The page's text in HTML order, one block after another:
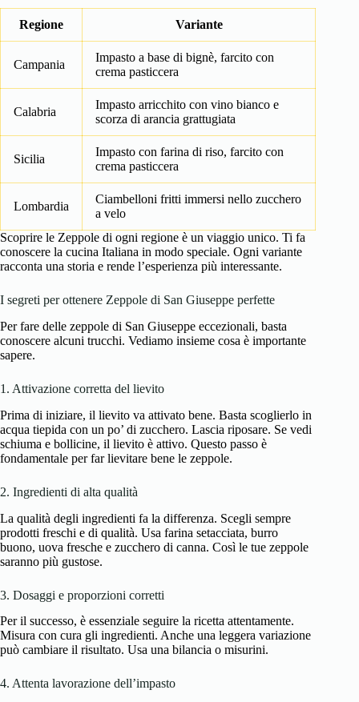
Regione Variante
Campania
Impasto a base di bignè, farcito con
crema pasticcera
Calabria
Impasto arricchito con vino bianco e
scorza di arancia grattugiata
Sicilia
Impasto con farina di riso, farcito con
crema pasticcera
Lombardia
Ciambelloni fritti immersi nello zucchero
a velo
Scoprire le Zeppole di ogni regione è un viaggio unico. Ti fa
conoscere la cucina Italiana in modo speciale. Ogni variante
racconta una storia e rende l’esperienza più interessante.
I segreti per ottenere Zeppole di San Giuseppe perfette
Per fare delle zeppole di San Giuseppe eccezionali, basta
conoscere alcuni trucchi. Vediamo insieme cosa è importante
sapere.
1. Attivazione corretta del lievito
Prima di iniziare, il lievito va attivato bene. Basta scoglierlo in
acqua tiepida con un po’ di zucchero. Lascia riposare. Se vedi
schiuma e bollicine, il lievito è attivo. Questo passo è
fondamentale per far lievitare bene le zeppole.
2. Ingredienti di alta qualità
La qualità degli ingredienti fa la differenza. Scegli sempre
prodotti freschi e di qualità. Usa farina setacciata, burro
buono, uova fresche e zucchero di canna. Così le tue zeppole
saranno più gustose.
3. Dosaggi e proporzioni corretti
Per il successo, è essenziale seguire la ricetta attentamente.
Misura con cura gli ingredienti. Anche una leggera variazione
può cambiare il risultato. Usa una bilancia o misurini.
4. Attenta lavorazione dell’impasto